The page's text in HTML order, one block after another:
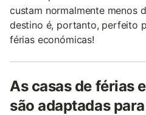
custam normalmente menos
destino é, portanto, perfeito
férias económicas!
As casas de férias
são adaptadas